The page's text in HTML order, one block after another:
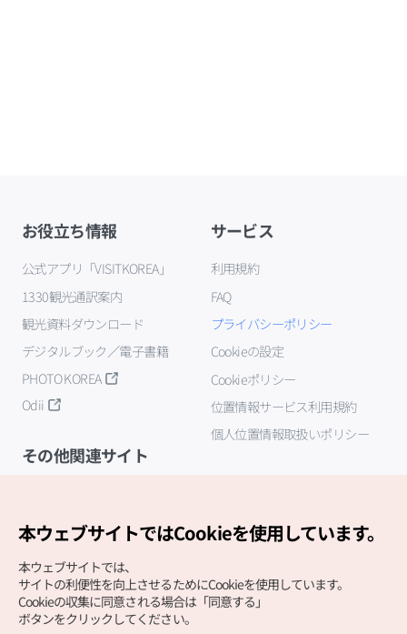
お役立ち情報
公式アプリ「VISITKOREA」
1330観光通訳案内
観光資料ダウンロード
デジタルブック／電子書籍
PHOTO KOREA
Odii
サービス
利用規約
FAQ
プライバシーポリシー
Cookieの設定
Cookieポリシー
位置情報サービス利用規約
個人位置情報取扱いポリシー
その他関連サイト
本ウェブサイトではCookieを使用しています。
本ウェブサイトでは、
サイトの利便性を向上させるためにCookieを使用しています。
Cookieの収集に同意される場合は「同意する」
ボタンをクリックしてください。